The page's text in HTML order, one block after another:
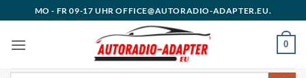
Inhalt
springen
MO - FR 09-17 UHR OFFICE@AUTORADIO-ADAPTER.EU.
0